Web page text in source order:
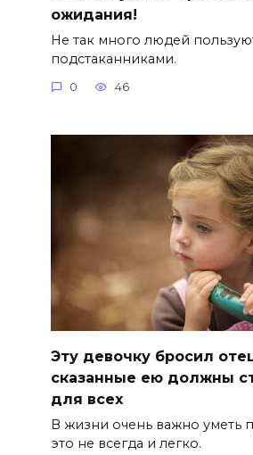
ожидания!
Не так много людей
подстаканниками.
0 46
Эту девочку бросил
сказанные ею должны
для всех
В жизни очень важно уметь
это не всегда и легко.